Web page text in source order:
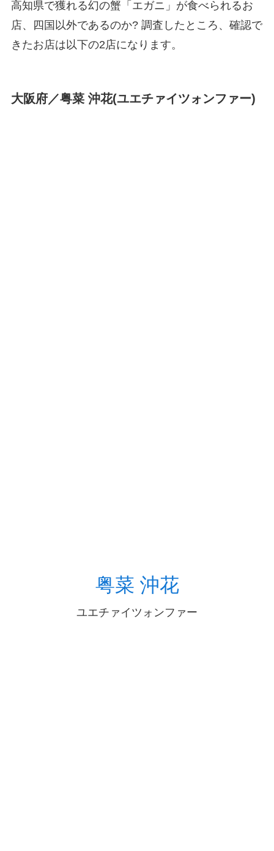
高知県で獲れる幻の蟹「エガニ」が食べられるお
店、四国以外であるのか? 調査したところ、確認で
きたお店は以下の2店になります。
大阪府／粤菜 沖花(ユエチァイツォンファー)
粤菜 沖花
ユエチァイツォンファー